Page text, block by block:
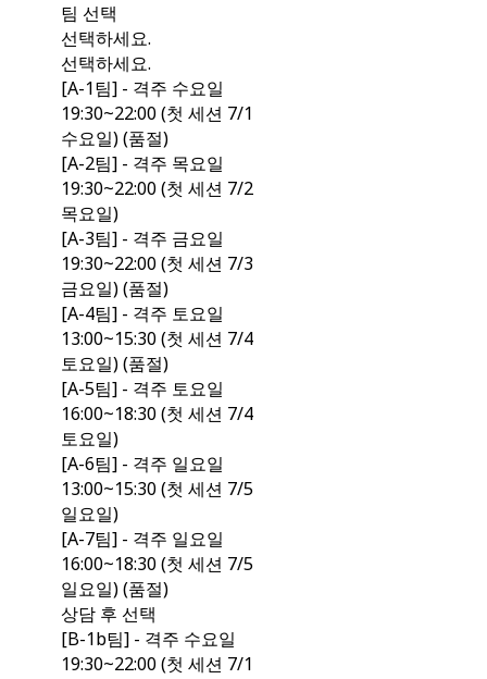
팀 선택
선택하세요.
선택하세요.
[A-1팀] - 격주 수요일
19:30~22:00 (첫 세션 7/1
수요일) (품절)
[A-2팀] - 격주 목요일
19:30~22:00 (첫 세션 7/2
목요일)
[A-3팀] - 격주 금요일
19:30~22:00 (첫 세션 7/3
금요일) (품절)
[A-4팀] - 격주 토요일
13:00~15:30 (첫 세션 7/4
토요일) (품절)
[A-5팀] - 격주 토요일
16:00~18:30 (첫 세션 7/4
토요일)
[A-6팀] - 격주 일요일
13:00~15:30 (첫 세션 7/5
일요일)
[A-7팀] - 격주 일요일
16:00~18:30 (첫 세션 7/5
일요일) (품절)
상담 후 선택
[B-1b팀] - 격주 수요일
19:30~22:00 (첫 세션 7/1